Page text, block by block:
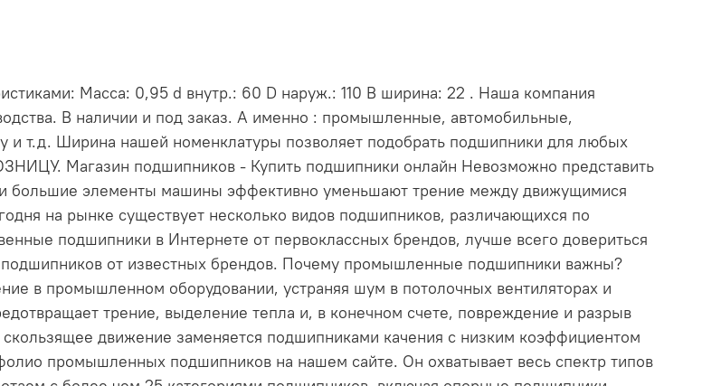
Масса: 0,95 d внутр.: 60 D наруж.: 110 В ширина: 22 . Наша компания
В наличии и под заказ. А именно : промышленные, автомобильные,
и т.д. Ширина нашей номенклатуры позволяет подобрать подшипники для любых
Магазин подшипников - Купить подшипники онлайн Невозможно представить
большие элементы машины эффективно уменьшают трение между движущимися
на рынке существует несколько видов подшипников, различающихся по
подшипники в Интернете от первоклассных брендов, лучше всего довериться
от известных брендов. Почему промышленные подшипники важны?
в промышленном оборудовании, устраняя шум в потолочных вентиляторах и
трение, выделение тепла и, в конечном счете, повреждение и разрыв
движение заменяется подшипниками качения с низким коэффициентом
промышленных подшипников на нашем сайте. Он охватывает весь спектр типов